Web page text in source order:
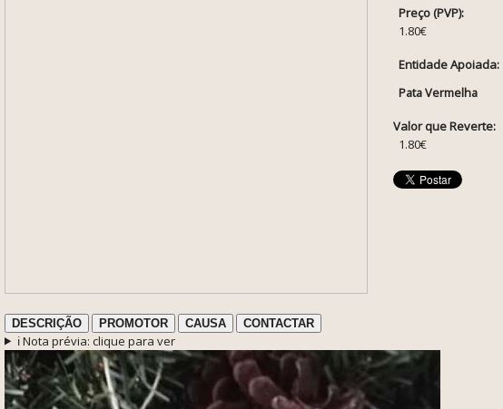
Preço (PVP):
1.80€
Entidade Apoiada:
Pata Vermelha
Valor que Reverte:
1.80€
DESCRIÇÃO PROMOTOR CAUSA CONTACTAR
ℹ️ Nota prévia: clique para ver